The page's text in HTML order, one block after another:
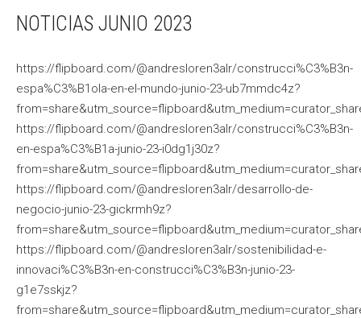
NOTICIAS JUNIO 2023
https://flipboard.com/@andresloren3alr/construcci%C3%B3n-
espa%C3%B1ola-en-el-mundo-junio-23-ub7mmdc4z?
https://flipboard.com/@andresloren3alr/construcci%C3%B3n-
en-espa%C3%B1a-junio-23-i0dg1j30z?
https://flipboard.com/@andresloren3alr/desarrollo-de-
negocio-junio-23-gickrmh9z?
https://flipboard.com/@andresloren3alr/sostenibilidad-e-
innovaci%C3%B3n-en-construcci%C3%B3n-junio-23-
g1e7sskjz?